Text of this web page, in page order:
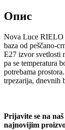
Опис
Nova Luce RIELO
baza od peščano-
E27 izvor svetlosti
pa se temperatura
potrebama
trpezarija, dnevnih
Prijavite se na
najnovijim